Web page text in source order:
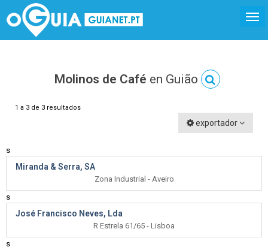
Molinos de Café en Guião
1 a 3 de 3 resultados
exportador
s
Miranda & Serra, SA
Zona Industrial - Aveiro
s
José Francisco Neves, Lda
R Estrela 61/65 - Lisboa
s